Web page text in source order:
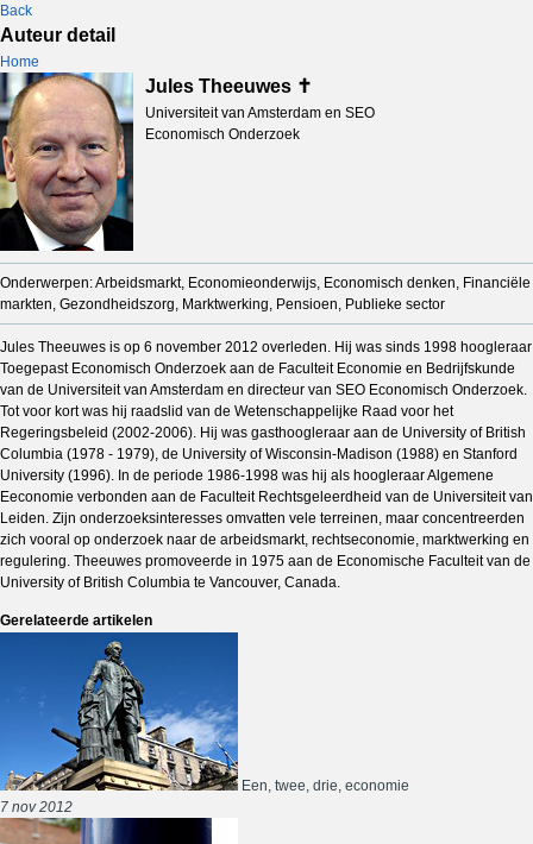
Back
Auteur detail
Home
Jules Theeuwes ✝
Universiteit van Amsterdam en SEO
Economisch Onderzoek
Onderwerpen: Arbeidsmarkt, Economieonderwijs, Economisch denken, Financiële
markten, Gezondheidszorg, Marktwerking, Pensioen, Publieke sector
Jules Theeuwes is op 6 november 2012 overleden. Hij was sinds 1998 hoogleraar
Toegepast Economisch Onderzoek aan de Faculteit Economie en Bedrijfskunde
van de Universiteit van Amsterdam en directeur van SEO Economisch Onderzoek.
Tot voor kort was hij raadslid van de Wetenschappelijke Raad voor het
Regeringsbeleid (2002-2006). Hij was gasthoogleraar aan de University of British
Columbia (1978 - 1979), de University of Wisconsin-Madison (1988) en Stanford
University (1996). In de periode 1986-1998 was hij als hoogleraar Algemene
Eeconomie verbonden aan de Faculteit Rechtsgeleerdheid van de Universiteit van
Leiden. Zijn onderzoeksinteresses omvatten vele terreinen, maar concentreerden
zich vooral op onderzoek naar de arbeidsmarkt, rechtseconomie, marktwerking en
regulering. Theeuwes promoveerde in 1975 aan de Economische Faculteit van de
University of British Columbia te Vancouver, Canada.
Gerelateerde artikelen
Een, twee, drie, economie
7 nov 2012